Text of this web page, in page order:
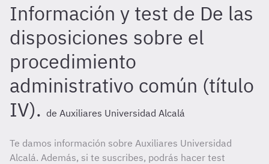
Información y test de De las
disposiciones sobre el
procedimiento
administrativo común (título
IV). de Auxiliares Universidad Alcalá
Te damos información sobre Auxiliares Universidad
Alcalá. Además, si te suscribes, podrás hacer test